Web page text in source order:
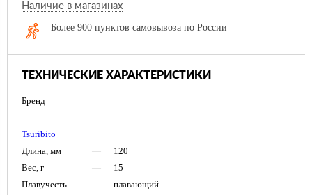
Наличие в магазинах
Более 900 пунктов самовывоза по России
ТЕХНИЧЕСКИЕ ХАРАКТЕРИСТИКИ
Бренд
—
Tsuribito
Длина, мм
—
120
Вес, г
—
15
Плавучесть
—
плавающий